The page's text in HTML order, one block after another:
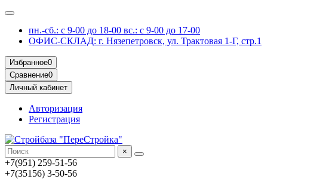
пн.-сб.: с 9-00 до 18-00 вс.: с 9-00 до 17-00
ОФИС-СКЛАД: г. Нязепетровск, ул. Трактовая 1-Г, стр.1
Избранное0
Сравнение0
Личный кабинет
Авторизация
Регистрация
×
+7(951) 259-51-56
+7(35156) 3-50-56